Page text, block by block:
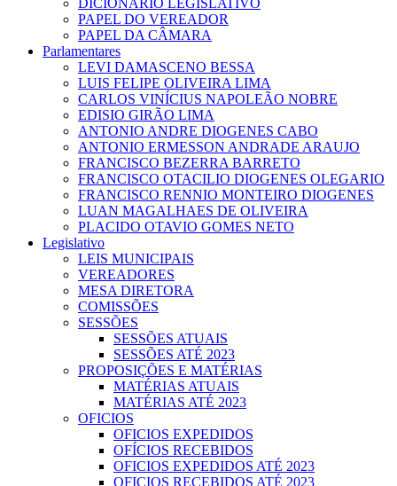
DICIONÁRIO LEGISLATIVO
PAPEL DO VEREADOR
PAPEL DA CÂMARA
Parlamentares
LEVI DAMASCENO BESSA
LUIS FELIPE OLIVEIRA LIMA
CARLOS VINÍCIUS NAPOLEÃO NOBRE
EDISIO GIRÃO LIMA
ANTONIO ANDRE DIOGENES CABO
ANTONIO ERMESSON ANDRADE ARAUJO
FRANCISCO BEZERRA BARRETO
FRANCISCO OTACILIO DIOGENES OLEGARIO
FRANCISCO RENNIO MONTEIRO DIOGENES
LUAN MAGALHAES DE OLIVEIRA
PLACIDO OTAVIO GOMES NETO
Legislativo
LEIS MUNICIPAIS
VEREADORES
MESA DIRETORA
COMISSÕES
SESSÕES
SESSÕES ATUAIS
SESSÕES ATÉ 2023
PROPOSIÇÕES E MATÉRIAS
MATÉRIAS ATUAIS
MATÉRIAS ATÉ 2023
OFICIOS
OFICIOS EXPEDIDOS
OFÍCIOS RECEBIDOS
OFICIOS EXPEDIDOS ATÉ 2023
OFICIOS RECEBIDOS ATÉ 2023